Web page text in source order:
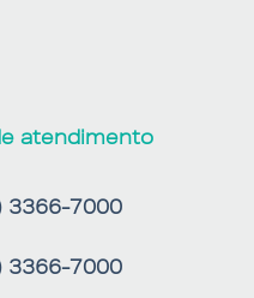
atendimento
3366-7000
3366-7000